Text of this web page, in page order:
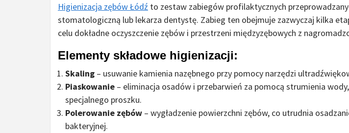
Higienizacja zębów Łódź to zestaw zabiegów profilaktycznych
stomatologiczną lub lekarza dentystę. Zabieg ten obejmuje zazwyczaj kilka
celu dokładne oczyszczenie zębów i przestrzeni międzyzębowych z
Elementy składowe higienizacji:
Skaling – usuwanie kamienia nazębnego przy pomocy narzędzi
Piaskowanie – eliminacja osadów i przebarwień za pomocą strumienia
specjalnego proszku.
Polerowanie zębów – wygładzenie powierzchni zębów, co utrudnia
bakteryjnej.